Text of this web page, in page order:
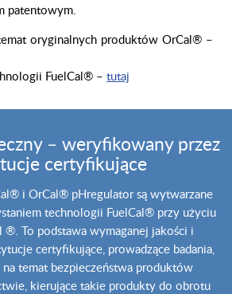
patentowym.
oryginalnych produktów OrCal® –
FuelCal® – tutaj
– weryfikowany przez
certyfikujące
i OrCal® pHregulator są wytwarzane
technologii FuelCal® przy użyciu
®. To podstawa wymaganej jakości i
certyfikujące, prowadzące badania,
temat bezpieczeństwa produktów
kierujące takie produkty do obrotu